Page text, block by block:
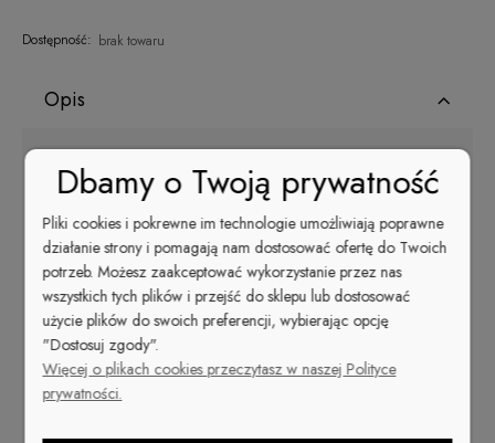
Dostępność: brak towaru
Opis
Żel Acrygel bezbarwny idealny do łączenia zAcrygel'em
pudrem bezbarwnym
Pojemność 15 g.
Pierwsza Hybryda do paznokci na Świecie! Siła
akrylu, elastyczność żelu.
Rewolucyjna metoda polegająca na łączeniu pudru z
żelem dająca twardość akrylu i elastyczność
żelu. Przeznaczony do przedłużania płytki paznokci za
pomocą tipsa lub szablonu oraz do zastosowania na
naturalna płytkę paznokcia w celu jej
Dbamy o Twoją prywatność
Pliki cookies i pokrewne im technologie umożliwiają poprawne
działanie strony i pomagają nam dostosować ofertę do Twoich
potrzeb. Możesz zaakceptować wykorzystanie przez nas
wszystkich tych plików i przejść do sklepu lub dostosować
użycie plików do swoich preferencji, wybierając opcję
"Dostosuj zgody".
Więcej o plikach cookies przeczytasz w naszej Polityce
prywatności.